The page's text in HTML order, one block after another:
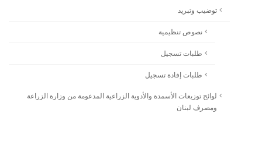
توضيب وتبريد
نصوص تنظيمية
طلبات تسجيل
طلبات إفادة تسجيل
لوائح توزيعات الأسمدة والأدوية الزراعية المدعومة من وزارة الزراعة
ومصرف لبنان